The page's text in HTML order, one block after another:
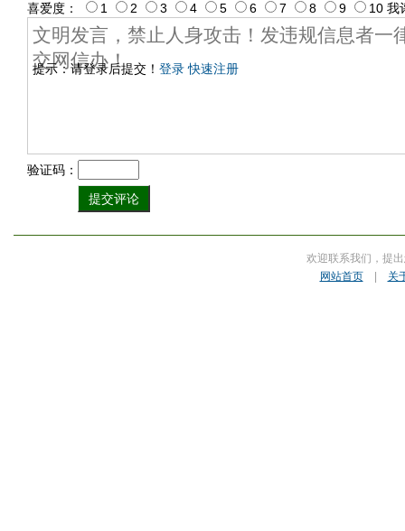
提示：请登录后提交！ 登录 快速注册
喜爱度： 1 2 3 4 5 6 7 8 9 10 我
验证码：
欢迎联系我们，提
网站首页| 关